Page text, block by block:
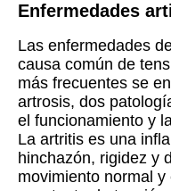
Enfermedades
Las enfermedades
causa común de
más frecuentes se
artrosis, dos
el funcionamiento y
La artritis es una
hinchazón, rigidez y
movimiento normal